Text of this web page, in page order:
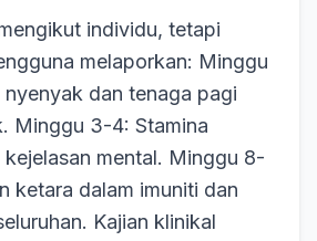
individu, tetapi
melaporkan: Minggu
nyenyak dan tenaga pagi
Minggu 3-4: Stamina
mental. Minggu 8-
ketara dalam imuniti dan
Kajian klinikal